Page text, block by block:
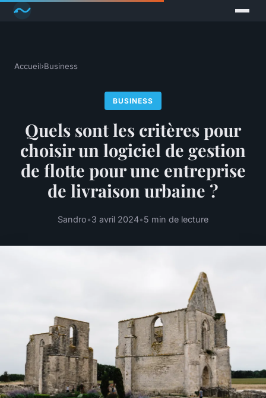
Accueil›Business
BUSINESS
Quels sont les critères pour
choisir un logiciel de gestion
de flotte pour une entreprise
de livraison urbaine ?
Sandro•3 avril 2024•5 min de lecture